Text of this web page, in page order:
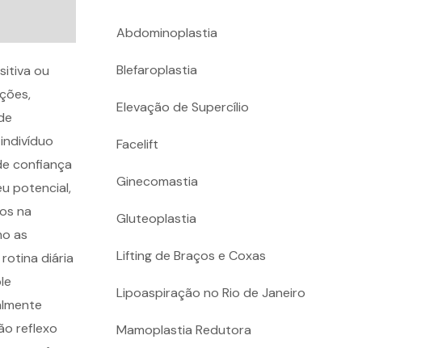
ou
confiança
potencial,
na
as
diária
reflexo
Abdominoplastia
Blefaroplastia
Elevação de Supercílio
Facelift
Ginecomastia
Gluteoplastia
Lifting de Braços e Coxas
Lipoaspiração no Rio de Janeiro
Mamoplastia Redutora